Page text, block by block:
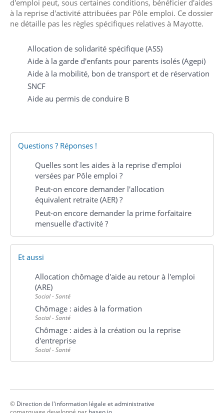
d'emploi peut, sous certaines conditions, bénéficier d'aides
à la reprise d'activité attribuées par Pôle emploi. Ce dossier
ne détaille pas les règles spécifiques relatives à Mayotte.
Allocation de solidarité spécifique (ASS)
Aide à la garde d'enfants pour parents isolés (Agepi)
Aide à la mobilité, bon de transport et de réservation
SNCF
Aide au permis de conduire B
Questions ? Réponses !
Quelles sont les aides à la reprise d'emploi
versées par Pôle emploi ?
Peut-on encore demander l'allocation
équivalent retraite (AER) ?
Peut-on encore demander la prime forfaitaire
mensuelle d'activité ?
Et aussi
Allocation chômage d'aide au retour à l'emploi
(ARE)
Social - Santé
Chômage : aides à la formation
Social - Santé
Chômage : aides à la création ou la reprise
d'entreprise
Social - Santé
© Direction de l'information légale et administrative